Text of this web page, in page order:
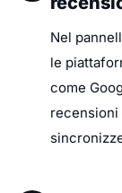
Nel
le
come
recensioni